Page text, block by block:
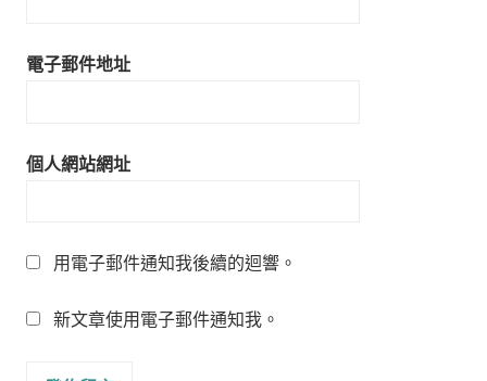
電子郵件地址
個人網站網址
用電子郵件通知我後續的迴響。
新文章使用電子郵件通知我。